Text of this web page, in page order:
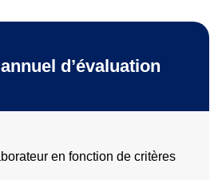
d’évaluation
en fonction de critères